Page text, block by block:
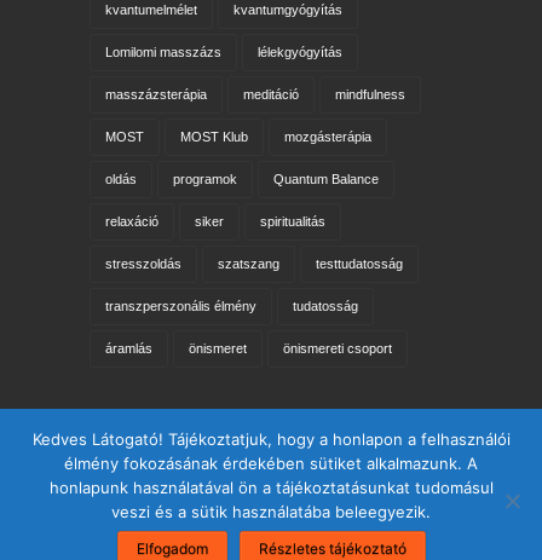
kvantumelmélet kvantumgyógyítás
Lomilomi masszázs lélekgyógyítás
masszázsterápia meditáció mindfulness
MOST MOST Klub mozgásterápia
oldás programok Quantum Balance
relaxáció siker spiritualitás
stresszoldás szatszang testtudatosság
transzperszonális élmény tudatosság
áramlás önismeret önismereti csoport
Keresés az oldalon
Kedves Látogató! Tájékoztatjuk, hogy a honlapon a felhasználói
élmény fokozásának érdekében sütiket alkalmazunk. A
honlapunk használatával ön a tájékoztatásunkat tudomásul
veszi és a sütik használatába beleegyezik.
Elfogadom Részletes tájékoztató